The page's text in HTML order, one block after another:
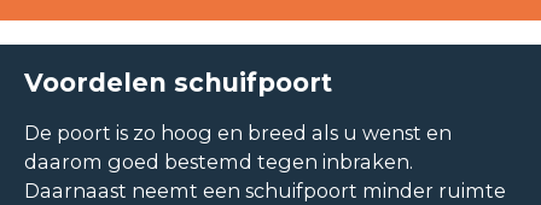
Voordelen schuifpoort
De poort is zo hoog en breed als u wenst en
daarom goed bestemd tegen inbraken.
Daarnaast neemt een schuifpoort minder ruimte